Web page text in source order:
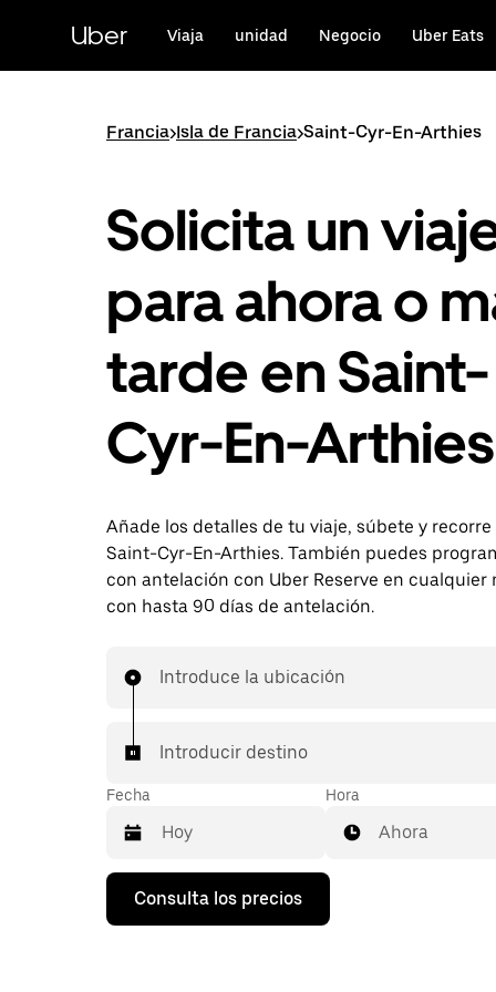
contenido
principal
Uber Viaja unidad Negocio Uber Eats
Francia>Isla de Francia>Saint-Cyr-En-Arthies
Solicita un
para ahora o
tarde en Saint-
Cyr-En-Arthies
Añade los detalles de tu viaje, súbete y recorre
Saint-Cyr-En-Arthies. También puedes
con antelación con Uber Reserve en cualquier
con hasta 90 días de antelación.
Introduce la ubicación
Introducir destino
Fecha
Pulsa
flecha
Hora
Ahora
Consulta los precios